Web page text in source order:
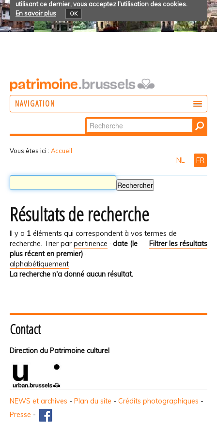
utilisant ce dernier, vous acceptez l'utilisation des cookies.
En savoir plus
OK
NAVIGATION
Chercher par
Recherche
Vous êtes ici : Accueil
NL FR
Résultats de recherche
Il y a 1 éléments qui correspondent à vos termes de
recherche.
Filtrer les résultats
Trier par pertinence · date (le
plus récent en premier) ·
alphabétiquement
La recherche n'a donné aucun résultat.
Contact
Direction du Patrimoine culturel
NEWS et archives - Plan du site - Crédits photographiques -
Presse -